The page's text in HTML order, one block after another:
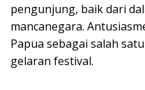
pengunjung, baik dari
mancanegara.
Papua sebagai salah
gelaran festival.